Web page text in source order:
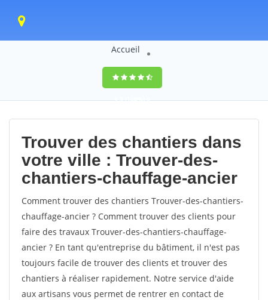
Accueil
9,5(100%)0
votes
Trouver des chantiers dans
votre ville : Trouver-des-
chantiers-chauffage-ancier
Comment trouver des chantiers Trouver-des-chantiers-
chauffage-ancier ? Comment trouver des clients pour
faire des travaux Trouver-des-chantiers-chauffage-
ancier ? En tant qu'entreprise du bâtiment, il n'est pas
toujours facile de trouver des clients et trouver des
chantiers à réaliser rapidement. Notre service d'aide
aux artisans vous permet de rentrer en contact de